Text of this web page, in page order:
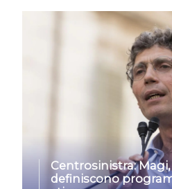
Centrosinistra:
definiscono